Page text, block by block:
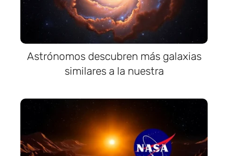
Astrónomos descubren más galaxias
similares a la nuestra